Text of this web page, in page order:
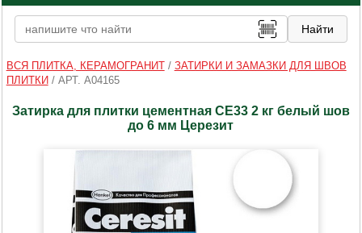
ВСЯ ПЛИТКА, КЕРАМОГРАНИТ/ ЗАТИРКИ И ЗАМАЗКИ ДЛЯ ШВОВ
ПЛИТКИ / АРТ. A04165
Затирка для плитки цементная CE33 2 кг белый шов
до 6 мм Церезит